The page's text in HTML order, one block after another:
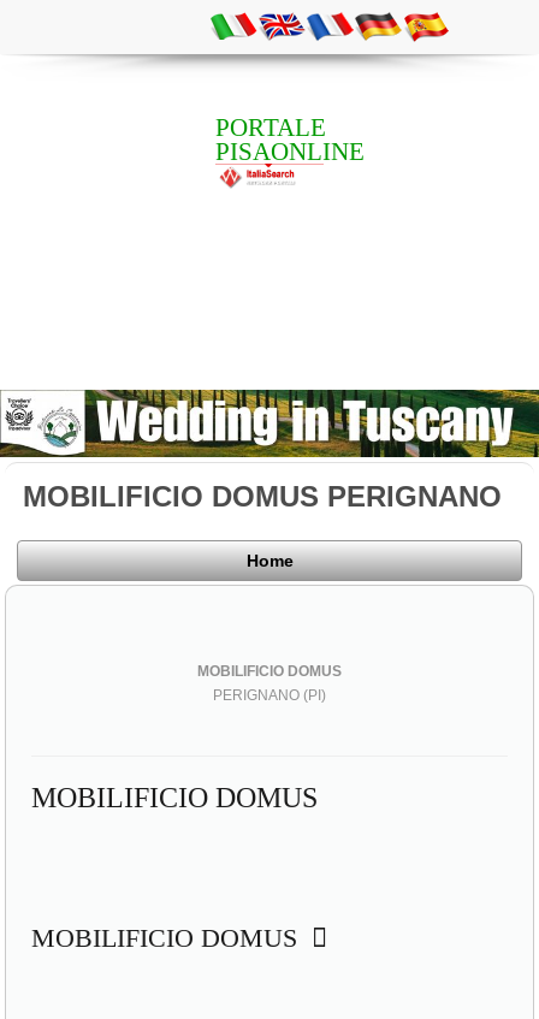
PORTALE
PISAONLINE
MOBILIFICIO DOMUS PERIGNANO
Home
MOBILIFICIO DOMUS
PERIGNANO (PI)
MOBILIFICIO DOMUS
MOBILIFICIO DOMUS